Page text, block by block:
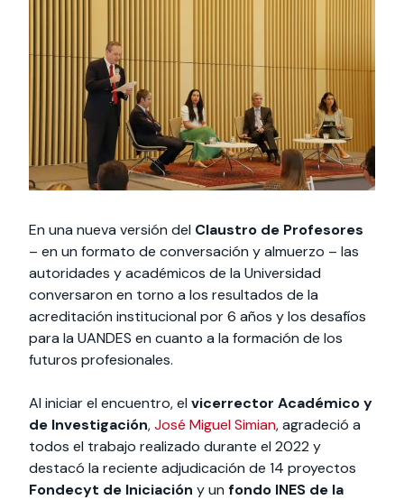
Especialidades y
estadías
Te puede
interesar:
International
students
Facultades
Extensión Cultural
Te puede interesar: Filantropía y Donaciones
Servicios y apoyos
Te puede
interesar:
Explora el campus
Uandes
Noticias
estudiantiles
En una nueva versión del Claustro de Profesores
– en un formato de conversación y almuerzo – las
autoridades y académicos de la Universidad
conversaron en torno a los resultados de la
acreditación institucional por 6 años y los desafíos
para la UANDES en cuanto a la formación de los
futuros profesionales.
Al iniciar el encuentro, el vicerrector Académico y
de Investigación,José Miguel Simian, agradeció a
todos el trabajo realizado durante el 2022 y
destacó la reciente adjudicación de 14 proyectos
Fondecyt de Iniciación y un fondo INES de la